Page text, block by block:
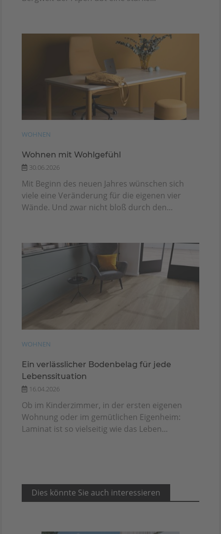
WOHNEN
Wohnen mit Wohlgefühl
30.06.2026
Mit Beginn des neuen Jahres wünschen sich
viele eine Veränderung für die eigenen vier
Wände. Und zwar nicht bloß durch den...
WOHNEN
Ein verlässlicher Bodenbelag für jede
Lebenssituation
16.04.2026
Ob im Kinderzimmer, in der ersten eigenen
Wohnung oder im gemütlichen Eigenheim:
Laminat ist so vielseitig wie das Leben...
Dies könnte Sie auch interessieren